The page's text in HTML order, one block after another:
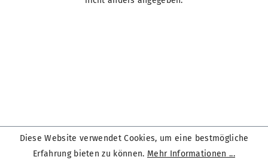
Diese Website verwendet Cookies, um eine bestmögliche
Erfahrung bieten zu können. Mehr Informationen ...